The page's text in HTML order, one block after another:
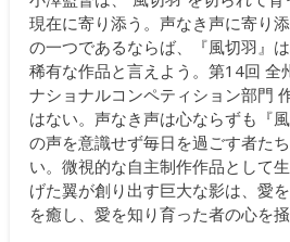
現在に寄り添う。声なき声に寄り
の一つであるならば、『風切羽』
稀有な作品と言えよう。第14回 全
ナショナルコンペティション部門
はない。声なき声は心ならずも『
の声を意識せず毎日を過ごす者た
い。微視的な自主制作作品として
げた翼が創り出す巨大な影は、愛
を癒し、愛を知り育った者の心を掻